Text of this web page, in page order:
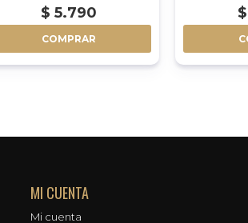
$ 5.790
COMPRAR
$
MI CUENTA
Mi cuenta